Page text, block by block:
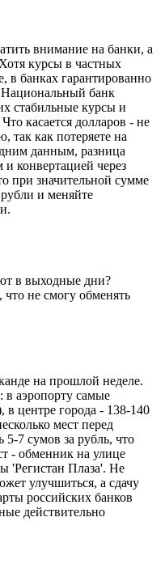
внимание на банки, а
курсы в частных
в банках гарантированно
банк
стабильные курсы и
касается долларов - не
так как потеряете на
данным, разница
конвертацией через
при значительной сумме
и меняйте
в выходные дни?
не смогу обменять
на прошлой неделе.
в аэропорту самые
центре города - 138-140
мест перед
7 сумов за рубль, что
- обменник на улице
'Регистан Плаза'. Не
улучшиться, а сдачу
российских банков
действительно